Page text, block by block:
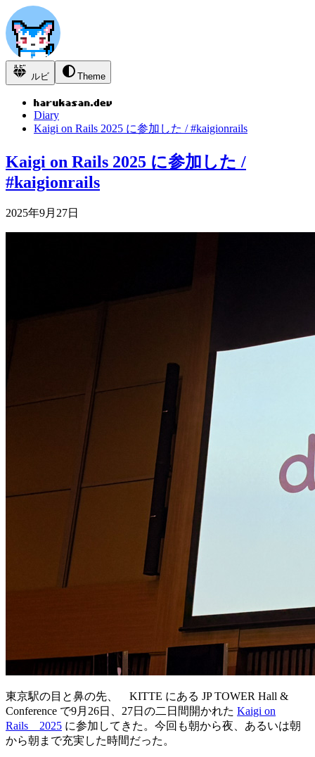
ルビ Theme
Diary
Kaigi on Rails 2025 に参加した / #kaigionrails
Kaigi on Rails 2025 に参加した /
#kaigionrails
2025年9月27日
東京駅の目 と鼻の先 KITTE にある JP TOWER Hall &
Conference で9月 26日 、27日 の二日間 開かれた Kaigi on
Rails 2025 に参加 してきた。 今回 も朝から夜 、あるいは朝
から朝 まで充実 した時間だった。